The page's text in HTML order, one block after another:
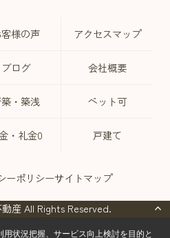
様の声 アクセスマップ
ブログ 会社概要
・築浅 ペット可
・礼金0 戸建て
ーポリシーサイトマップ
産 All Rights Reserved.
状況把握、サービス向上検討を目的と